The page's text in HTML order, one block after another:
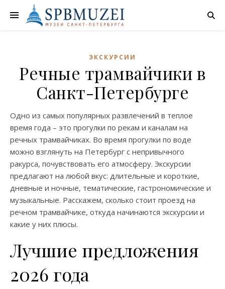
ЭКСКУРСИИ
Речные трамвайчики в
Санкт-Петербурге
Одно из самых популярных развлечений в теплое
время года – это прогулки по рекам и каналам на
речных трамвайчиках. Во время прогулки по воде
можно взглянуть на Петербург с непривычного
ракурса, почувствовать его атмосферу. Экскурсии
предлагают на любой вкус: длительные и короткие,
дневные и ночные, тематические, гастрономические и
музыкальные. Расскажем, сколько стоит проезд на
речном трамвайчике, откуда начинаются экскурсии и
какие у них плюсы.
Лучшие предложения
2026 года